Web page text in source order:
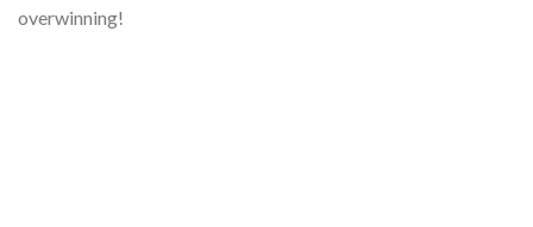
overwinning!